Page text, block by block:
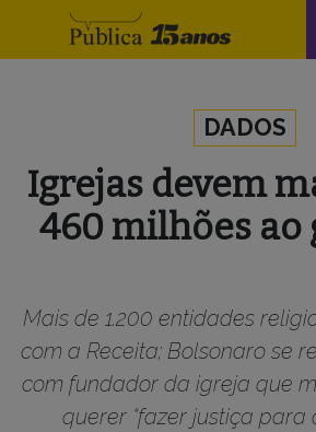
DADOS
Igrejas devem
460 milhões ao
Mais de 1.200 entidades
com a Receita; Bolsonaro se
com fundador da igreja que
querer “fazer justiça para